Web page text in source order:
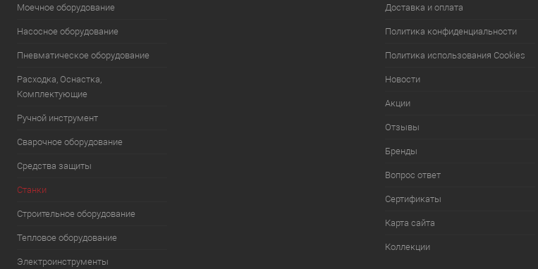
Моечное оборудование
Насосное оборудование
Пневматическое оборудование
Расходка, Оснастка,
Комплектующие
Ручной инструмент
Сварочное оборудование
Средства защиты
Станки
Строительное оборудование
Тепловое оборудование
Электроинструменты
Доставка и оплата
Политика конфиденциальности
Политика использования Cookies
Новости
Акции
Отзывы
Бренды
Вопрос ответ
Сертификаты
Карта сайта
Коллекции